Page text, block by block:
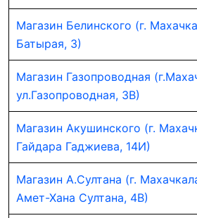
Магазин Белинского (г.
Батырая, 3)
Магазин Газопроводная
ул.Газопроводная, 3В)
Магазин Акушинского (г.
Гайдара Гаджиева, 14И)
Магазин А.Султана (г.
Амет-Хана Султана, 4В)